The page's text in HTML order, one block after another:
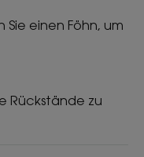
Wirkung, 44
über 22 Tage
Wirkung, 44
einen Föhn, um
Rückstände zu